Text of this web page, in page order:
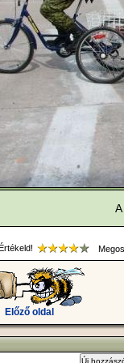
Előző oldal
Új